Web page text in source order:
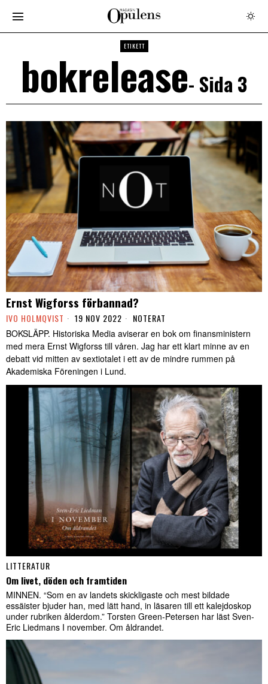
ETIKETT
bokrelease- Sida 3
Ernst Wigforss förbannad?
IVO HOLMQVIST 19 NOV 2022 NOTERAT
BOKSLÄPP. Historiska Media aviserar en bok om finansministern
med mera Ernst Wigforss till våren. Jag har ett klart minne av en
debatt vid mitten av sextiotalet i ett av de mindre rummen på
Akademiska Föreningen i Lund.
LITTERATUR
Om livet, döden och framtiden
MINNEN. “Som en av landets skickligaste och mest bildade
essäister bjuder han, med lätt hand, in läsaren till ett kalejdoskop
under rubriken ålderdom.” Torsten Green-Petersen har läst Sven-
Eric Liedmans I november. Om åldrandet.